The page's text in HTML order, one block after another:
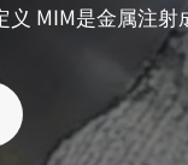
MIM是金属注射